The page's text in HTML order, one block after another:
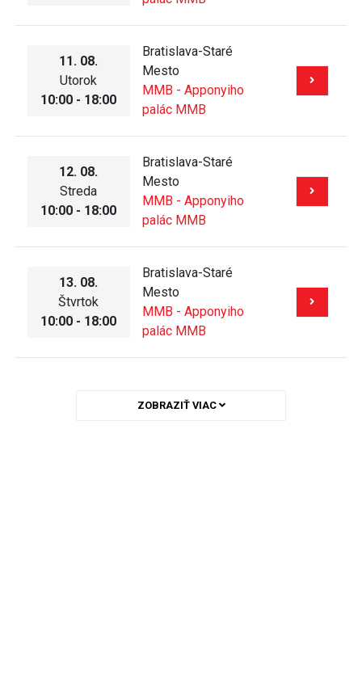
11. 08.
Utorok
10:00 - 18:00
Bratislava-Staré
Mesto
MMB - Apponyiho
palác MMB
12. 08.
Streda
10:00 - 18:00
Bratislava-Staré
Mesto
MMB - Apponyiho
palác MMB
13. 08.
Štvrtok
10:00 - 18:00
Bratislava-Staré
Mesto
MMB - Apponyiho
palác MMB
ZOBRAZIŤ VIAC